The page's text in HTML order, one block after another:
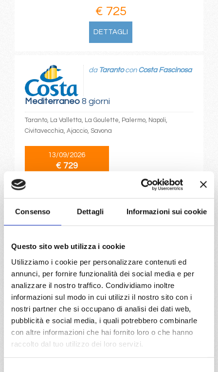
Consenso Dettagli Informazioni sui cookie
Questo sito web utilizza i cookie
Utilizziamo i cookie per personalizzare contenuti ed
annunci, per fornire funzionalità dei social media e per
analizzare il nostro traffico. Condividiamo inoltre
informazioni sul modo in cui utilizzi il nostro sito con i
nostri partner che si occupano di analisi dei dati web,
pubblicità e social media, i quali potrebbero combinarle
con altre informazioni che hai fornito loro o che hanno
raccolto dal tuo utilizzo dei loro servizi.
€ 725
DETTAGLI
Mediterraneo8 giorni
da Tarantocon Costa Fascinosa
Taranto, La Valletta, La Goulette, Palermo, Napoli,
Civitavecchia, Ajaccio, Savona
13/09/2026
€ 729
DETTAGLI
Mediterraneo8 giorni
daPalermoconCosta Toscana
Palermo, Civitavecchia, Savona, Marsiglia, Barcellona, La
Goulette, Palermo
04/02/2027
€ 729
11/02/2027
€ 779